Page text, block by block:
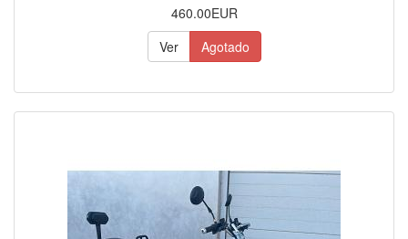
460.00EUR
Ver
Agotado